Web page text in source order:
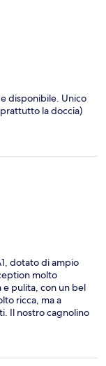
disponibile. Unico
la doccia)
dotato di ampio
molto
e pulita, con un bel
ricca, ma a
Il nostro cagnolino
un